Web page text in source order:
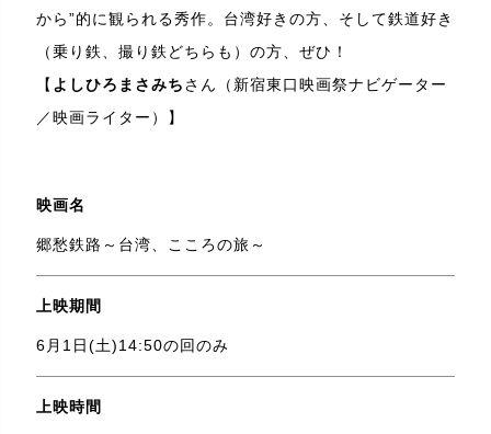
から”的に観られる秀作。台湾好きの方、そして鉄道好き
（乗り鉄、撮り鉄どちらも）の方、ぜひ！
【 よしひろまさみちさん（新宿東口映画祭ナビゲーター
／映画ライター）】
映画名
郷愁鉄路～台湾、こころの旅～
上映期間
6月1日(土)14:50の回のみ
上映時間